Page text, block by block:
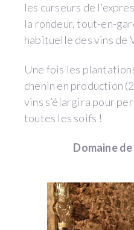
les curseurs de
la rondeur, tout-en-
habituelle des vins de
Une fois les
chenin en production
vins s’élargira pour
toutes les soifs !
Domaine